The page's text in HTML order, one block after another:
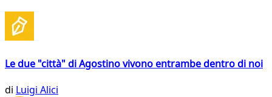
Le due "città" di Agostino vivono entrambe dentro di noi
di Luigi Alici